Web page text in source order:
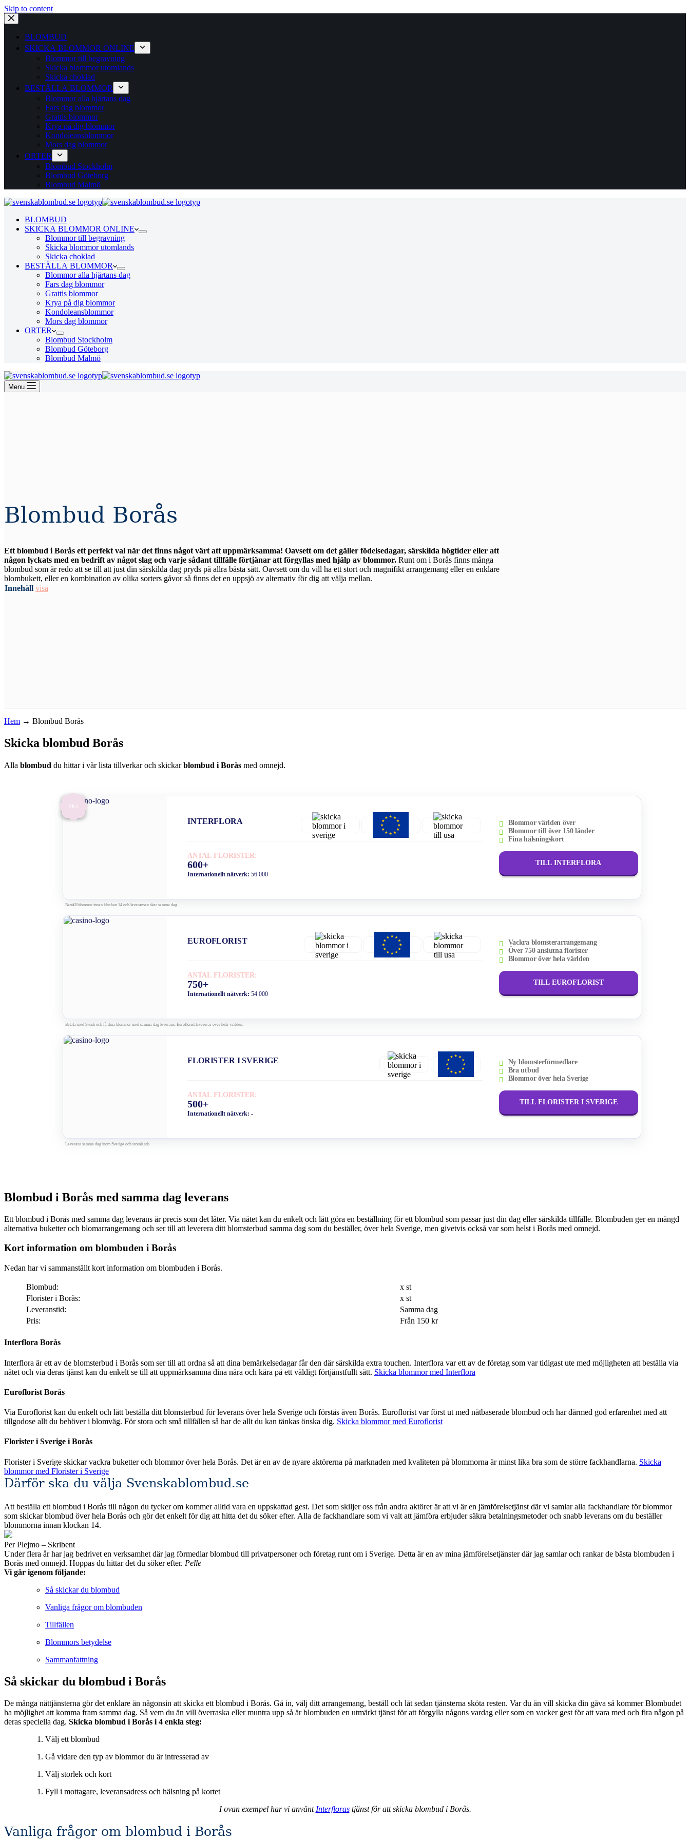
Skip to content
BLOMBUD
SKICKA BLOMMOR ONLINE
Blommor till begravning
Skicka blommor utomlands
Skicka choklad
BESTÄLLA BLOMMOR
Blommor alla hjärtans dag
Fars dag blommor
Grattis blommor
Krya på dig blommor
Kondoleansblommor
Mors dag blommor
ORTER
Blombud Stockholm
Blombud Göteborg
Blombud Malmö
BLOMBUD
SKICKA BLOMMOR ONLINE
Blommor till begravning
Skicka blommor utomlands
Skicka choklad
BESTÄLLA BLOMMOR
Blommor alla hjärtans dag
Fars dag blommor
Grattis blommor
Krya på dig blommor
Kondoleansblommor
Mors dag blommor
ORTER
Blombud Stockholm
Blombud Göteborg
Blombud Malmö
Menu
Blombud Borås
Ett blombud i Borås ett perfekt val när det finns något värt att uppmärksamma! Oavsett om det gäller födelsedagar, särskilda högtider eller att
någon lyckats med en bedrift av något slag och varje sådant tillfälle förtjänar att förgyllas med hjälp av blommor.
blombud som är redo att se till att just din särskilda dag pryds på allra bästa sätt. Oavsett om du vill ha ett stort och magnifikt arrangemang eller en enklare
blombukett, eller en kombination av olika sorters gåvor så finns det en uppsjö av alternativ för dig att välja mellan.
Innehåll visa
Hem → Blombud Borås
Skicka blombud Borås
Alla blombud du hittar i vår lista tillverkar och skickarblombud i Borås med omnejd.
NR 1
INTERFLORA
ANTAL FLORISTER:
600+
Internationellt nätverk:56 000
Blommor världen över
Blommor till över 150 länder
Fina hälsningskort
TILL INTERFLORA
Beställ blommor innan klockan 14 och leveransen sker samma dag.
EUROFLORIST
ANTAL FLORISTER:
750+
Internationellt nätverk:54 000
Vackra blomsterarrangemang
Över 750 anslutna florister
Blommor över hela världen
TILL EUROFLORIST
Betala med Swish och få dina blommor med samma dag leverans. Euroflorist levererar över hela världen.
FLORISTER I SVERIGE
ANTAL FLORISTER:
500+
Internationellt nätverk:-
Ny blomsterförmedlare
Bra utbud
Blommor över hela Sverige
TILL FLORISTER I SVERIGE
Leverans samma dag inom Sverige och utomlands.
Blombud i Borås med samma dag leverans
Ett blombud i Borås med samma dag leverans är precis som det låter. Via nätet kan du enkelt och lätt göra en beställning för ett blombud som passar just din dag eller särskilda tillfälle. Blombuden ger en mängd
alternativa buketter och blomarrangemang och ser till att leverera ditt blomsterbud samma dag som du beställer, över hela Sverige, men givetvis också var som helst i Borås med omnejd.
Kort information om blombuden i Borås
Nedan har vi sammanställt kort information om blombuden i Borås.
Blombud:
x st
Florister i Borås:
x st
Leveranstid:
Samma dag
Pris:
Från 150 kr
Interflora Borås
Interflora är ett av de blomsterbud i Borås som ser till att ordna så att dina bemärkelsedagar får den där särskilda extra touchen. Interflora var ett av de företag som var tidigast ute med möjligheten att beställa via
nätet och via deras tjänst kan du enkelt se till att uppmärksamma dina nära och kära på ett väldigt förtjänstfullt sätt. Skicka blommor med Interflora
Euroflorist Borås
Via Euroflorist kan du enkelt och lätt beställa ditt blomsterbud för leverans över hela Sverige och förstås även Borås. Euroflorist var först ut med nätbaserade blombud och har därmed god erfarenhet med att
tillgodose allt du behöver i blomväg. För stora och små tillfällen så har de allt du kan tänkas önska dig. Skicka blommor med Euroflorist
Florister i Sverige i Borås
Florister i Sverige skickar vackra buketter och blommor över hela Borås. Det är en av de nyare aktörerna på marknaden med kvaliteten på blommorna är minst lika bra som de större fackhandlarna. Skicka
blommor med Florister i Sverige
Därför ska du välja Svenskablombud.se
Att beställa ett blombud i Borås till någon du tycker om kommer alltid vara en uppskattad gest. Det som skiljer oss från andra aktörer är att vi är en jämförelsetjänst där vi samlar alla fackhandlare för blommor
som skickar blombud över hela Borås och gör det enkelt för dig att hitta det du söker efter. Alla de fackhandlare som vi valt att jämföra erbjuder säkra betalningsmetoder och snabb leverans om du beställer
blommorna innan klockan 14.
Per Plejmo – Skribent
Under flera år har jag bedrivet en verksamhet där jag förmedlar blombud till privatpersoner och företag runt om i Sverige. Detta är en av mina jämförelsetjänster där jag samlar och rankar de bästa blombuden i
Borås med omnejd. Hoppas du hittar det du söker efter. Pelle
Vi går igenom följande:
Så skickar du blombud
Vanliga frågor om blombuden
Tillfällen
Blommors betydelse
Sammanfattning
Så skickar du blombud i Borås
De många nättjänsterna gör det enklare än någonsin att skicka ett blombud i Borås. Gå in, välj ditt arrangemang, beställ och låt sedan tjänsterna sköta resten. Var du än vill skicka din gåva så kommer Blombudet
ha möjlighet att komma fram samma dag. Så vem du än vill överraska eller muntra upp så är blombuden en utmärkt tjänst för att förgylla någons vardag eller som en vacker gest för att vara med och fira någon på
deras speciella dag. Skicka blombud i Borås i 4 enkla steg:
Välj ett blombud
Gå vidare den typ av blommor du är intresserad av
Välj storlek och kort
Fyll i mottagare, leveransadress och hälsning på kortet
I ovan exempel har vi använt Interflorastjänst för att skicka blombud i Borås.
Vanliga frågor om blombud i Borås